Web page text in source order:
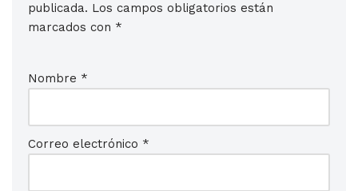
publicada. Los campos obligatorios están
marcados con *
Nombre *
Correo electrónico *